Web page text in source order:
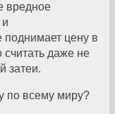
вредное
поднимает цену в
считать даже не
затеи.
по всему миру?